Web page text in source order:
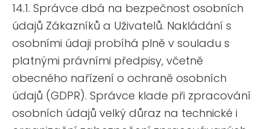
14.1. Správce dbá na bezpečnost osobních
údajů Zákazníků a Uživatelů. Nakládání s
osobními údaji probíhá plně v souladu s
platnými právními předpisy, včetně
obecného nařízení o ochraně osobních
údajů (GDPR). Správce klade při zpracování
osobních údajů velký důraz na technické i